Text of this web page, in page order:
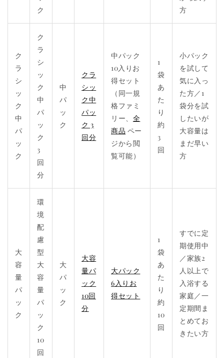
ク
方
ク
ラ
シ
ッ
ク
中
パ
ッ
ク
ク
ラ
シ
ッ
ク
中
パ
ッ
ク
3
回
分
中
パ
ッ
ク
クラ
シッ
ク中
パッ
ク 3
回分
中パック
10入りお
得セット
（同一規
格ファミ
リー、 全
商品 ペー
ジから閲
覧可能）
1
袋
あ
た
り
約
3
回
小パック
を試して
気に入っ
た方／1
袋分を試
したいが
大容量は
まだ早い
方
大
容
量
パ
ッ
ク
環
境
配
慮
型
大
容
量
パ
ッ
ク
10
回
大
パ
ッ
ク
大容
量パ
ック
10回
分
大パック
6入りお
得セット
1
袋
あ
た
り
約
10
回
すでに定
期使用中
／家族2
人以上で
入浴する
家庭／一
定期間ま
とめてお
きたい方